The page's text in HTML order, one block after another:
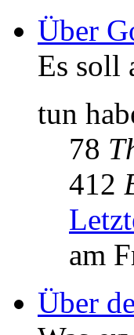
Über
Es soll
tun
78
412
am
Über